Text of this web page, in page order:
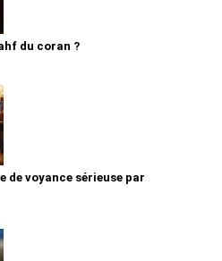
du coran ?
de voyance sérieuse par